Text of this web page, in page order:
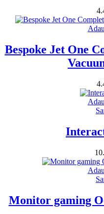
Bespoke Jet One
Monitor gaming